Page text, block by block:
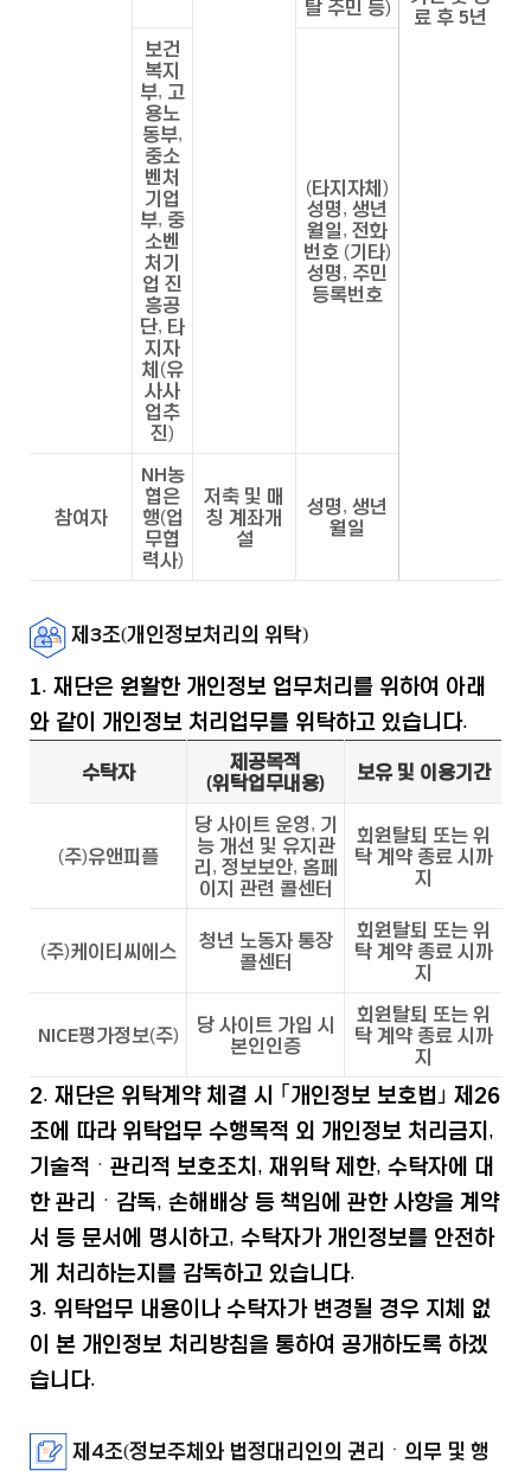
탈 주민 등)
료 후 5년
보건
복지
부, 고
용노
동부,
중소
벤처
기업
부, 중
소벤
처기
업 진
흥공
단, 타
지자
체(유
사사
업추
진)
(타지자체)
성명, 생년
월일, 전화
번호 (기타)
성명, 주민
등록번호
참여자
NH농
협은
행(업
무협
력사)
저축 및 매
칭 계좌개
설
성명, 생년
월일
제3조(개인정보처리의 위탁)
1. 재단은 원활한 개인정보 업무처리를 위하여 아래
와 같이 개인정보 처리업무를 위탁하고 있습니다.
수탁자
제공목적
(위탁업무내용)
보유 및 이용기간
(주)유앤피플
당 사이트 운영, 기
능 개선 및 유지관
리, 정보보안, 홈페
이지 관련 콜센터
회원탈퇴 또는 위
탁 계약 종료 시까
지
(주)케이티씨에스
청년 노동자 통장
콜센터
회원탈퇴 또는 위
탁 계약 종료 시까
지
NICE평가정보(주)
당 사이트 가입 시
본인인증
회원탈퇴 또는 위
탁 계약 종료 시까
지
2. 재단은 위탁계약 체결 시 ｢개인정보 보호법｣ 제26
조에 따라 위탁업무 수행목적 외 개인정보 처리금지,
기술적ㆍ관리적 보호조치, 재위탁 제한, 수탁자에 대
한 관리ㆍ감독, 손해배상 등 책임에 관한 사항을 계약
서 등 문서에 명시하고, 수탁자가 개인정보를 안전하
게 처리하는지를 감독하고 있습니다.
3. 위탁업무 내용이나 수탁자가 변경될 경우 지체 없
이 본 개인정보 처리방침을 통하여 공개하도록 하겠
습니다.
제4조(정보주체와 법정대리인의 권리ㆍ의무 및 행